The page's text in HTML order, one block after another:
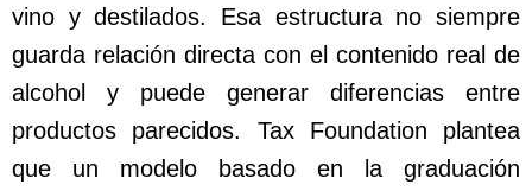
vino y destilados. Esa estructura no siempre
guarda relación directa con el contenido real de
alcohol y puede generar diferencias entre
productos parecidos. Tax Foundation plantea
que un modelo basado en la graduación